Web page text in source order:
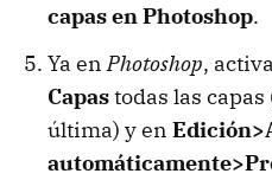
capas en Photoshop.
Ya enPhotoshop,
Capastodas las
última) y en